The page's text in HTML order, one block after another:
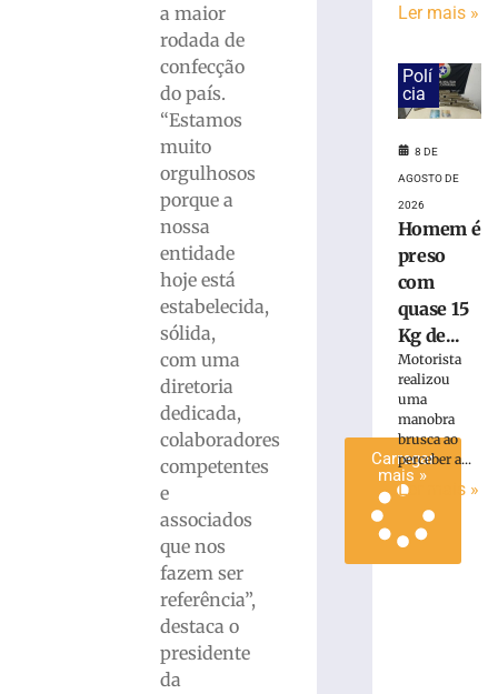
a maior
rodada de
confecção
do país.
“Estamos
muito
orgulhosos
porque a
nossa
entidade
hoje está
estabelecida,
sólida,
com uma
diretoria
dedicada,
colaboradores
competentes
e
associados
que nos
fazem ser
referência”,
destaca o
presidente
da
Brusque
edição
Rodeio
Crioulo
Nacional
Carregar
mais »
Ler mais »
Polí
cia
8 DE
AGOSTO DE
2026
Homem é
preso
com
quase 15
Kg de...
Motorista
realizou
uma
manobra
brusca ao
perceber a...
Ler mais »